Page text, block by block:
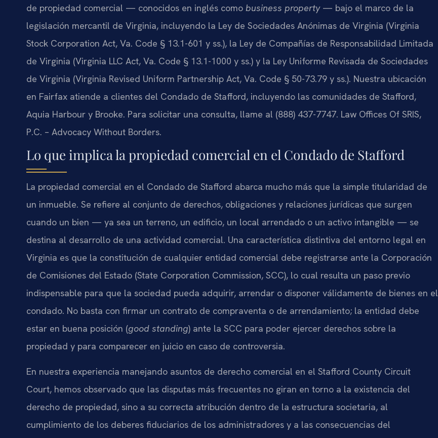
de propiedad comercial — conocidos en inglés como business property— bajo el marco de la
legislación mercantil de Virginia, incluyendo la Ley de Sociedades Anónimas de Virginia (Virginia
Stock Corporation Act, Va. Code § 13.1-601 y ss.), la Ley de Compañías de Responsabilidad Limitada
de Virginia (Virginia LLC Act, Va. Code § 13.1-1000 y ss.) y la Ley Uniforme Revisada de Sociedades
de Virginia (Virginia Revised Uniform Partnership Act, Va. Code § 50-73.79 y ss.). Nuestra ubicación
en Fairfax atiende a clientes del Condado de Stafford, incluyendo las comunidades de Stafford,
Aquia Harbour y Brooke. Para solicitar una consulta, llame al (888) 437-7747. Law Offices Of SRIS,
P.C. – Advocacy Without Borders.
Lo que implica la propiedad comercial en el Condado de Stafford
La propiedad comercial en el Condado de Stafford abarca mucho más que la simple titularidad de
un inmueble. Se refiere al conjunto de derechos, obligaciones y relaciones jurídicas que surgen
cuando un bien — ya sea un terreno, un edificio, un local arrendado o un activo intangible — se
destina al desarrollo de una actividad comercial. Una característica distintiva del entorno legal en
Virginia es que la constitución de cualquier entidad comercial debe registrarse ante la Corporación
de Comisiones del Estado (State Corporation Commission, SCC), lo cual resulta un paso previo
indispensable para que la sociedad pueda adquirir, arrendar o disponer válidamente de bienes en el
condado. No basta con firmar un contrato de compraventa o de arrendamiento; la entidad debe
estar en buena posición (good standing) ante la SCC para poder ejercer derechos sobre la
propiedad y para comparecer en juicio en caso de controversia.
En nuestra experiencia manejando asuntos de derecho comercial en el Stafford County Circuit
Court, hemos observado que las disputas más frecuentes no giran en torno a la existencia del
derecho de propiedad, sino a su correcta atribución dentro de la estructura societaria, al
cumplimiento de los deberes fiduciarios de los administradores y a las consecuencias del